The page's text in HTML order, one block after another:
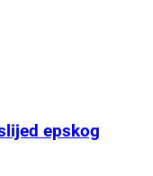
epskog